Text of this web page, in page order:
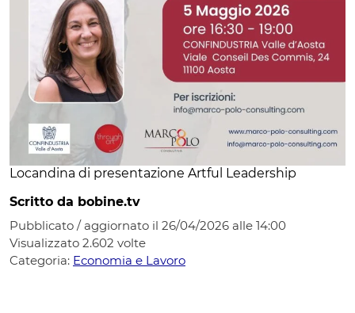
Locandina di presentazione Artful Leadership
Scritto da bobine.tv
Pubblicato / aggiornato il 26/04/2026 alle 14:00
Visualizzato 2.602 volte
Categoria: Economia e Lavoro